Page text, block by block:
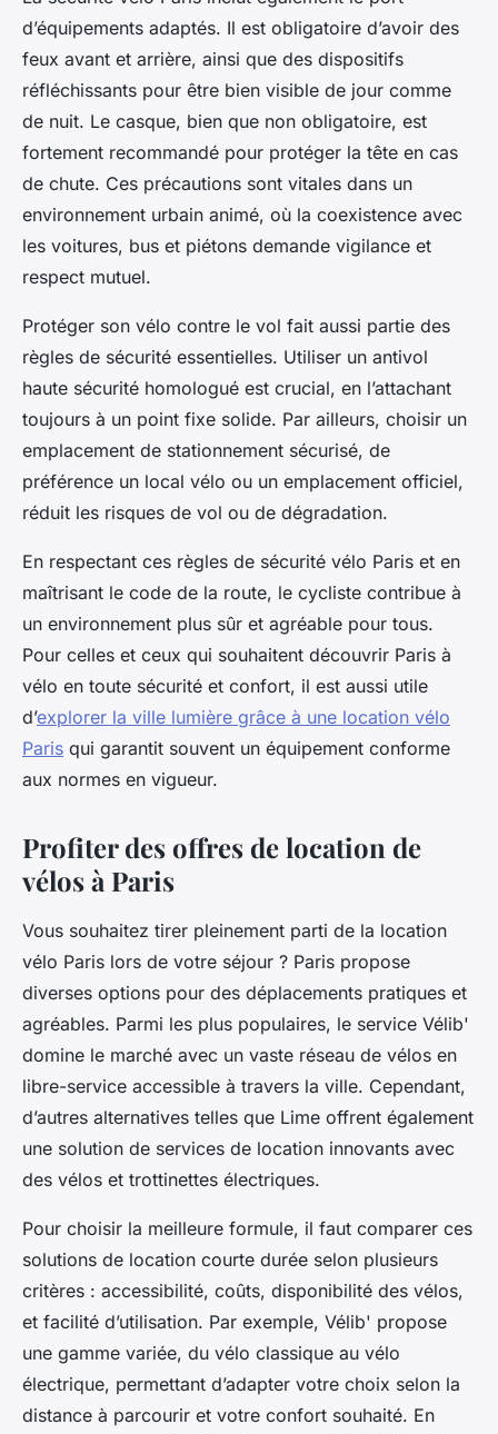
d’équipements adaptés. Il est obligatoire d’avoir des
feux avant et arrière, ainsi que des dispositifs
réfléchissants pour être bien visible de jour comme
de nuit. Le casque, bien que non obligatoire, est
fortement recommandé pour protéger la tête en cas
de chute. Ces précautions sont vitales dans un
environnement urbain animé, où la coexistence avec
les voitures, bus et piétons demande vigilance et
respect mutuel.
Protéger son vélo contre le vol fait aussi partie des
règles de sécurité essentielles. Utiliser un antivol
haute sécurité homologué est crucial, en l’attachant
toujours à un point fixe solide. Par ailleurs, choisir un
emplacement de stationnement sécurisé, de
préférence un local vélo ou un emplacement officiel,
réduit les risques de vol ou de dégradation.
En respectant ces règles de sécurité vélo Paris et en
maîtrisant le code de la route, le cycliste contribue à
un environnement plus sûr et agréable pour tous.
Pour celles et ceux qui souhaitent découvrir Paris à
vélo en toute sécurité et confort, il est aussi utile
d’explorer la ville lumière grâce à une location vélo
Paris qui garantit souvent un équipement conforme
aux normes en vigueur.
Profiter des offres de location de
vélos à Paris
Vous souhaitez tirer pleinement parti de la location
vélo Paris lors de votre séjour ? Paris propose
diverses options pour des déplacements pratiques et
agréables. Parmi les plus populaires, le service Vélib'
domine le marché avec un vaste réseau de vélos en
libre-service accessible à travers la ville. Cependant,
d’autres alternatives telles que Lime offrent également
une solution de services de location innovants avec
des vélos et trottinettes électriques.
Pour choisir la meilleure formule, il faut comparer ces
solutions de location courte durée selon plusieurs
critères : accessibilité, coûts, disponibilité des vélos,
et facilité d’utilisation. Par exemple, Vélib' propose
une gamme variée, du vélo classique au vélo
électrique, permettant d’adapter votre choix selon la
distance à parcourir et votre confort souhaité. En